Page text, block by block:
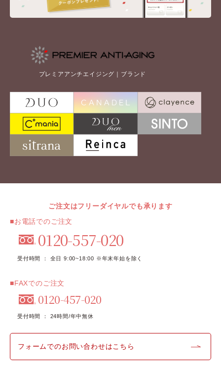
プレミアアンチエイジング｜ブランド
ご注文はフリーダイヤルでも承ります
■お電話でのご注文
0120-557-020
受付時間 ： 全日 9:00~18:00 ※年末年始を除く
■FAXでのご注文
0120-457-020
受付時間 ： 24時間/年中無休
フォームでのお問い合わせはこちら